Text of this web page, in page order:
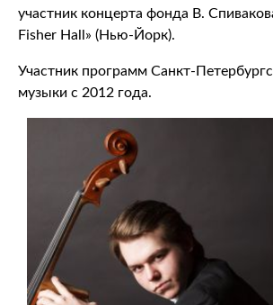
участник концерта фонда В.
Fisher Hall» (Нью-Йорк).
Участник программ Санкт-
музыки с 2012 года.